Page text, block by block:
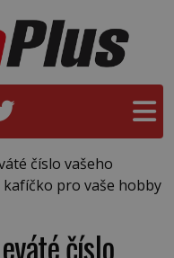
číslo vašeho
pro vaše hobby
číslo